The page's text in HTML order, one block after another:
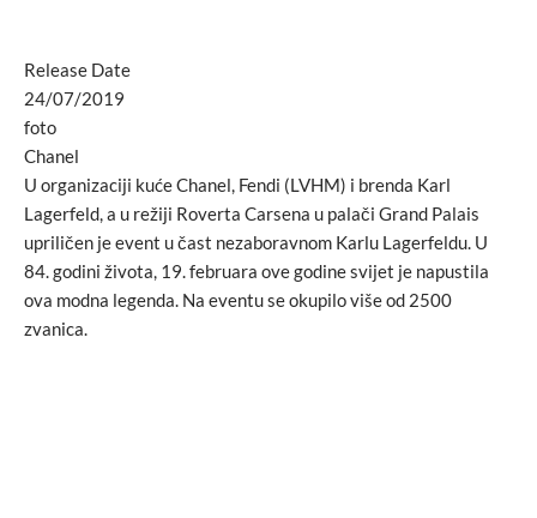
Release Date
24/07/2019
foto
Chanel
U organizaciji kuće Chanel, Fendi (LVHM) i brenda Karl
Lagerfeld, a u režiji Roverta Carsena u palači Grand Palais
upriličen je event u čast nezaboravnom Karlu Lagerfeldu. U
84. godini života, 19. februara ove godine svijet je napustila
ova modna legenda. Na eventu se okupilo više od 2500
zvanica.